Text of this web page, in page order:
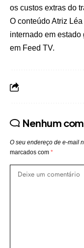
os custos extras do
O conteúdoAtriz
internado em estado
em Feed TV.
Nenhum
O seu endereço de e-mail
marcados com *